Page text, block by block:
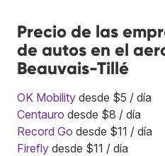
Precio de las
de autos en el
Beauvais-Tillé
OK Mobility desde $5 / día
Centauro desde $8 / día
Record Go desde $11 / día
Firefly desde $11 / día